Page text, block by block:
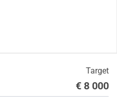
Target
€ 8 000